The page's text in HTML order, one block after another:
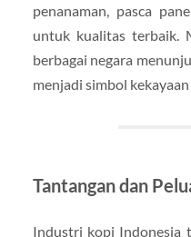
penanaman, pasca
untuk kualitas terbaik.
berbagai negara
menjadi simbol
Tantangan dan
Industri kopi Indonesia